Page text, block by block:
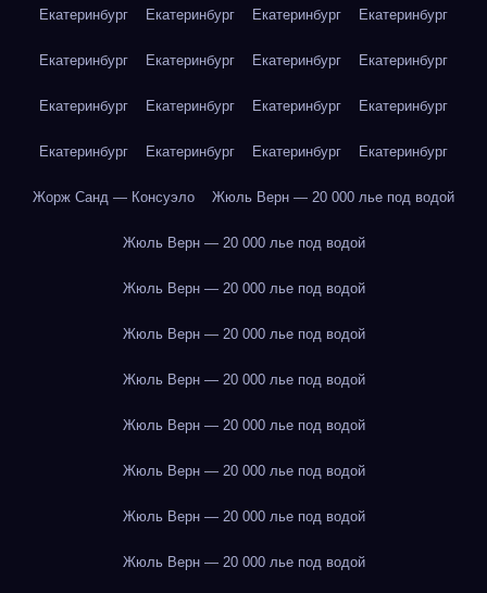
Екатеринбург Екатеринбург Екатеринбург Екатеринбург
Екатеринбург Екатеринбург Екатеринбург Екатеринбург
Екатеринбург Екатеринбург Екатеринбург Екатеринбург
Екатеринбург Екатеринбург Екатеринбург Екатеринбург
Жорж Санд — Консуэло Жюль Верн — 20 000 лье под водой
Жюль Верн — 20 000 лье под водой
Жюль Верн — 20 000 лье под водой
Жюль Верн — 20 000 лье под водой
Жюль Верн — 20 000 лье под водой
Жюль Верн — 20 000 лье под водой
Жюль Верн — 20 000 лье под водой
Жюль Верн — 20 000 лье под водой
Жюль Верн — 20 000 лье под водой